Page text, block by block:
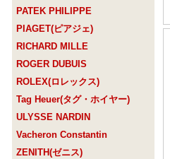
PATEK PHILIPPE
PIAGET(ピアジェ)
RICHARD MILLE
ROGER DUBUIS
ROLEX(ロレックス)
Tag Heuer(タグ・ホイヤー)
ULYSSE NARDIN
Vacheron Constantin
ZENITH(ゼニス)